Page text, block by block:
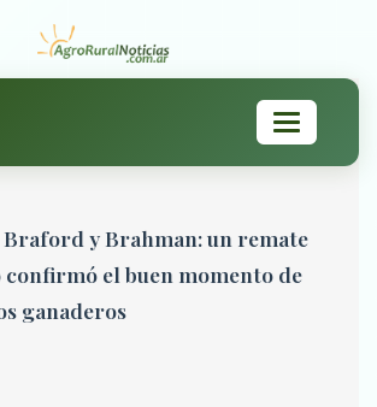
Toggle
navigation
Braford y Brahman: un remate
confirmó el buen momento de
ganaderos